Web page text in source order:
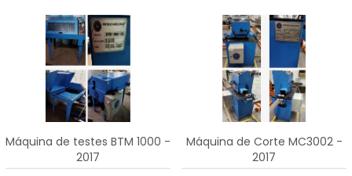
Máquina de testes BTM 1000 -
2017
Máquina de Corte MC3002 -
2017